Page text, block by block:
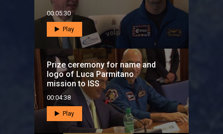
00:05:30
Play
Prize ceremony for name and
logo of Luca Parmitano
mission to ISS
00:04:38
Play